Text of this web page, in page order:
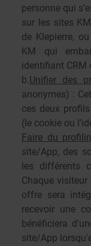
personne qui
sur les sites
de Klepierre,
KM qui
identifiant CRM
b.Unifier des
anonymes) :
ces deux
(le cookie ou
Faire du
site/App, des
les différents
Chaque
offre sera
recevoir une
bénéficiera
site/App